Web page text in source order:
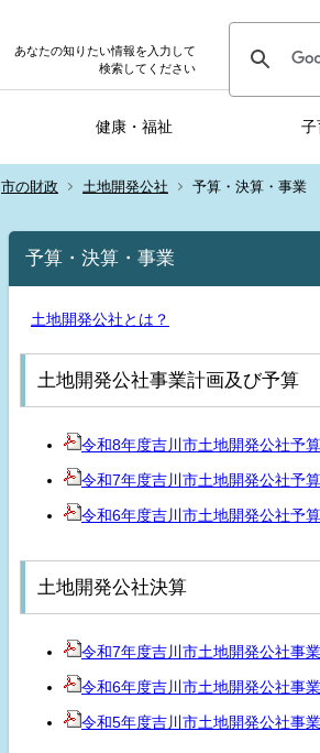
あなたの知りたい情報を入力して
検索してください
健康・福祉 子
市の財政 土地開発公社 予算・決算・事業
予算・決算・事業
土地開発公社とは？
土地開発公社事業計画及び予算
令和8年度吉川市土地開発公社予
令和7年度吉川市土地開発公社予
令和6年度吉川市土地開発公社予
土地開発公社決算
令和7年度吉川市土地開発公社事
令和6年度吉川市土地開発公社事
令和5年度吉川市土地開発公社事